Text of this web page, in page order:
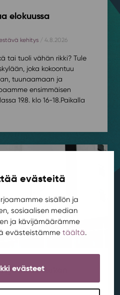
evästeitä
sisällön ja
sosiaalisen median
ja kävijämäärämme
evästeistämme täältä.
evästeet
elokuussa
kehitys/ 4.8.2026
tai tuoli vähän rikki? Tule
joka kokoontuu
tuunaamaan ja
ensimmäisen
19.8. klo 16-18.⁠⁠Paikalla
Rentukan